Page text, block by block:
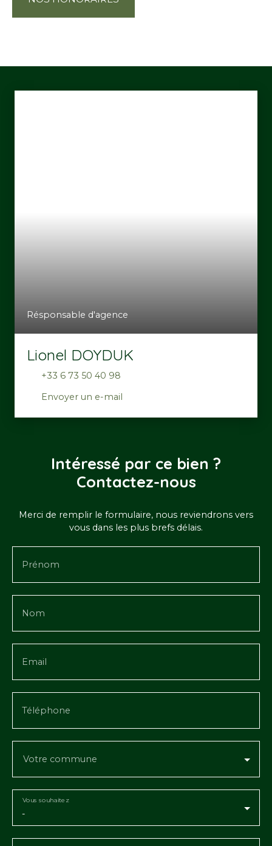
Résponsable d'agence
Lionel DOYDUK
+33 6 73 50 40 98
Envoyer un e-mail
Intéressé par ce bien ?
Contactez-nous
Merci de remplir le formulaire, nous reviendrons vers
vous dans les plus brefs délais.
Prénom
Nom
Email
Téléphone
Votre commune
-
Vous souhaitez